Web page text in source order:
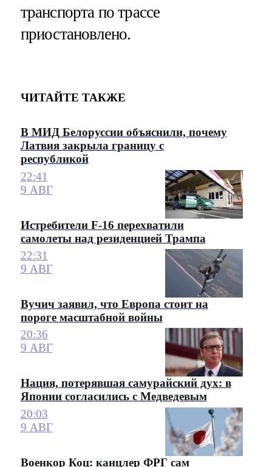
транспорта по трассе
приостановлено.
ЧИТАЙТЕ ТАКЖЕ
В МИД Белоруссии объяснили, почему
Латвия закрыла границу с
республикой
22:41
9 АВГ
Истребители F-16 перехватили
самолеты над резиденцией Трампа
22:31
9 АВГ
Вучич заявил, что Европа стоит на
пороге масштабной войны
20:36
9 АВГ
Нация, потерявшая самурайский дух: в
Японии согласились с Медведевым
20:03
9 АВГ
Военкор Коц: канцлер ФРГ сам